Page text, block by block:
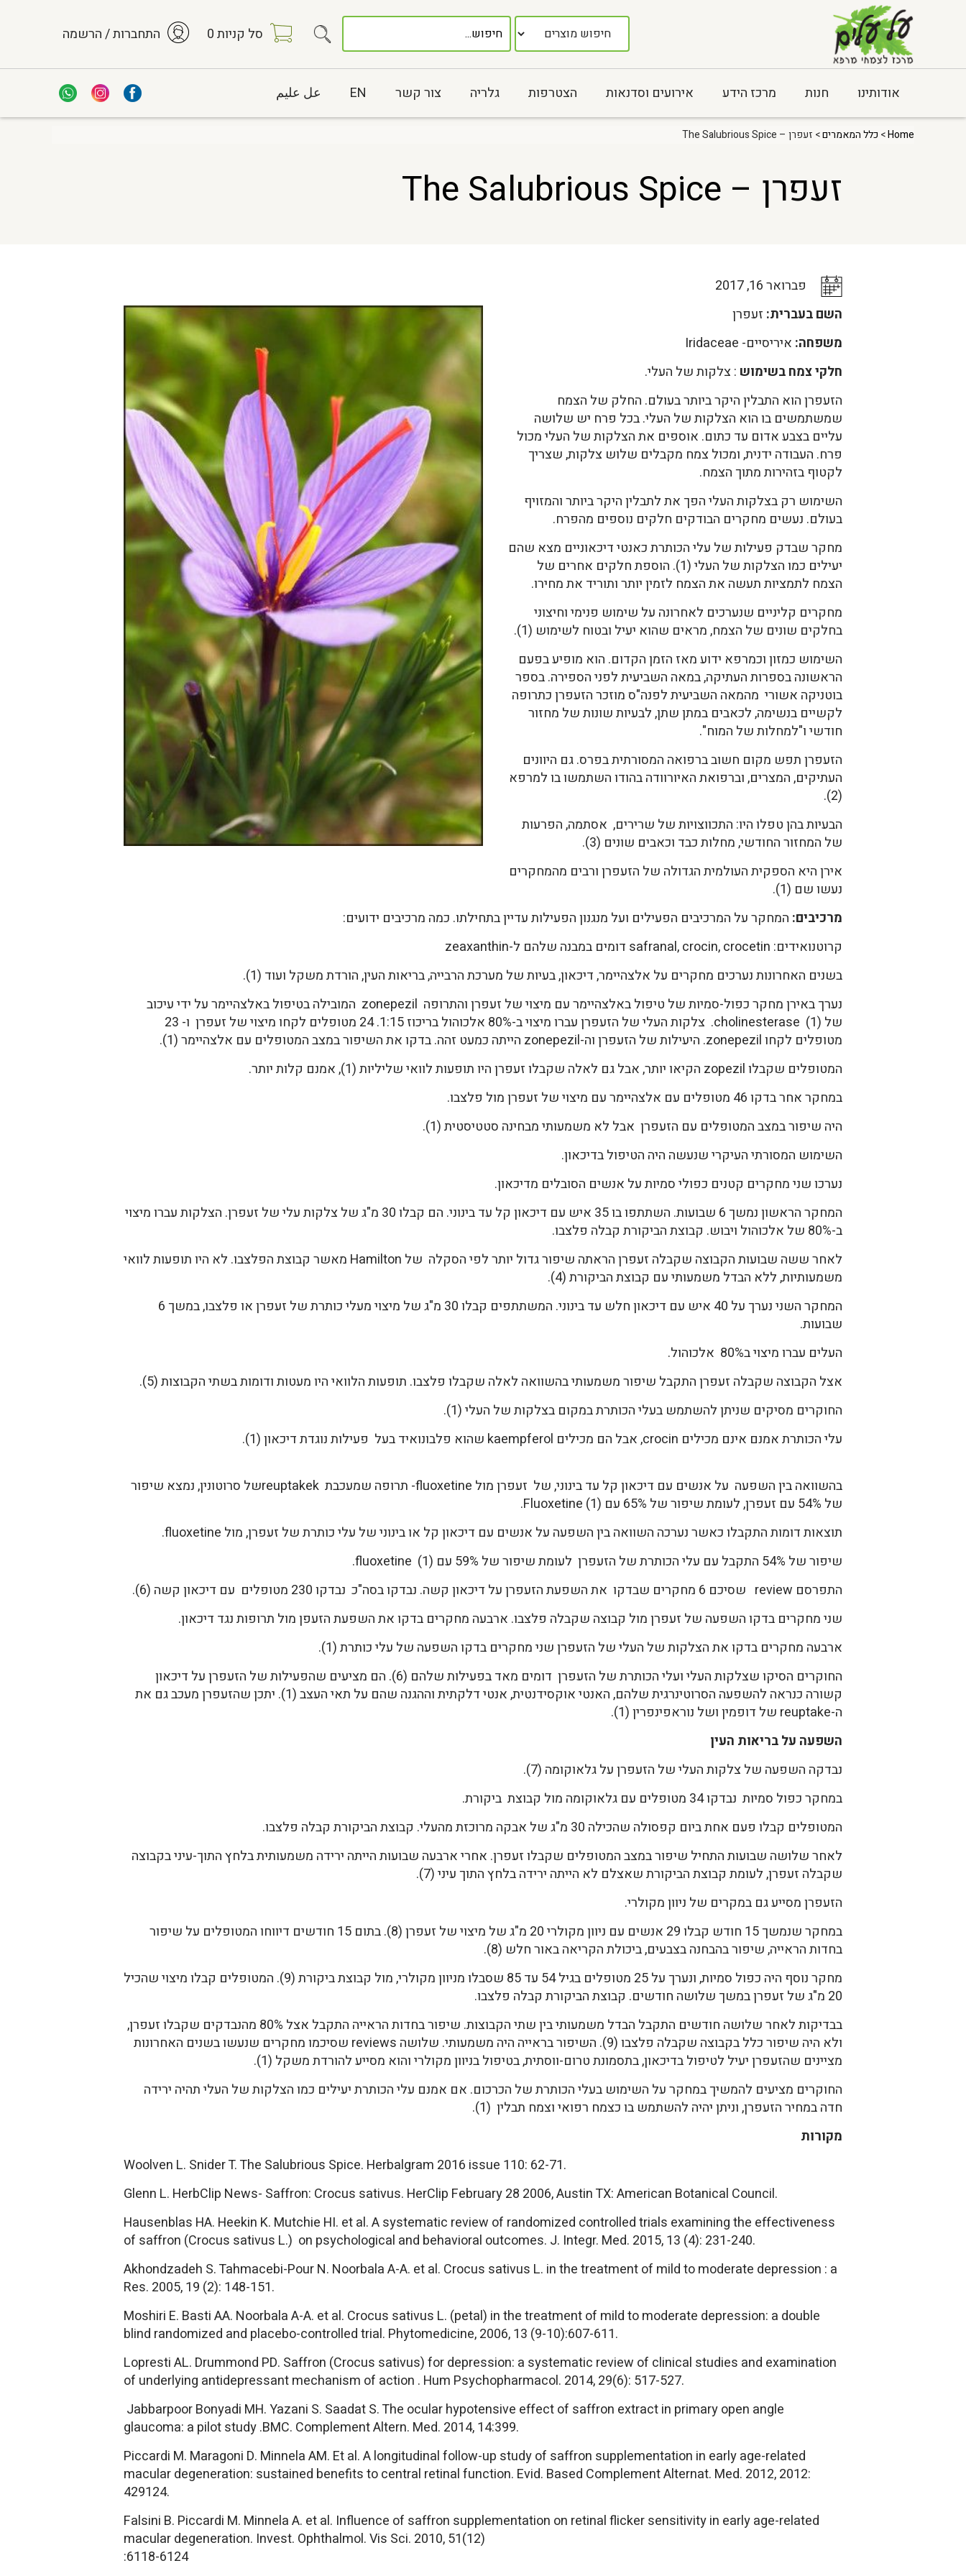
סל קניות0 התחברות / הרשמה
אודותינו חנות מרכז הידע אירועים וסדנאות הצטרפות גלריה צור קשר EN عل عليم
Home
> כלל המאמרים> זעפרן – The Salubrious Spice
זעפרן – The Salubrious Spice
פברואר 16, 2017
השם בעברית: זעפרן
משפחה: איריסיים- Iridaceae
חלקי צמח בשימוש : צלקות של העלי.
הזעפרן הוא התבלין היקר ביותר בעולם. החלק של הצמח
שמשתמשים בו הוא הצלקות של העלי. בכל פרח יש שלושה
עליים בצבע אדום עד כתום. אוספים את הצלקות של העלי מכול
פרח. העבודה ידנית, ומכול צמח מקבלים שלוש צלקות, שצריך
לקטוף בזהירות מתוך הצמח.
השימוש רק בצלקות העלי הפך את לתבלין היקר ביותר והמזויף
בעולם. נעשים מחקרים הבודקים חלקים נוספים מהפרח.
מחקר שבדק פעילות של עלי הכותרת כאנטי דיכאוניים מצא שהם
יעילים כמו הצלקות של העלי (1). הוספת חלקים אחרים של
הצמח לתמציות תעשה את הצמח לזמין יותר ותוריד את מחירו.
מחקרים קליניים שנערכים לאחרונה על שימוש פנימי וחיצוני
בחלקים שונים של הצמח, מראים שהוא יעיל ובטוח לשימוש (1).
השימוש כמזון וכמרפא ידוע מאז הזמן הקדום. הוא מופיע בפעם
הראשונה בספרות העתיקה, במאה השביעית לפני הספירה. בספר
בוטניקה אשורי מהמאה השביעית לפנה"ס מוזכר הזעפרן כתרופה
לקשיים בנשימה, לכאבים במתן שתן, לבעיות שונות של מחזור
חודשי ו"למחלות של המוח".
הזעפרן תפש מקום חשוב ברפואה המסורתית בפרס. גם היוונים
העתיקים, המצרים, וברפואת האיורוודה בהודו השתמשו בו למרפא
(2).
הבעיות בהן טפלו היו: התכווצויות של שרירים, אסתמה, הפרעות
של המחזור החודשי, מחלות כבד וכאבים שונים (3).
אירן היא הספקית העולמית הגדולה של הזעפרן ורבים מהמחקרים
נעשו שם (1).
מרכיבים: המחקר על המרכיבים הפעילים ועל מנגנון הפעילות עדיין בתחילתו. כמה מרכיבים ידועים:
קרוטנואידים: safranal, crocin, crocetin דומים במבנה שלהם ל-zeaxanthin
בשנים האחרונות נערכים מחקרים על אלצהיימר, דיכאון, בעיות של מערכת הרבייה, בריאות העין, הורדת משקל ועוד (1).
נערך באירן מחקר כפול-סמיות של טיפול באלצהיימר עם מיצוי של זעפרן והתרופה zonepezil המובילה בטיפול באלצהיימר על ידי עיכוב
של cholinesterase (1). צלקות העלי של הזעפרן עברו מיצוי ב-80% אלכוהול בריכוז 1:15. 24 מטופלים לקחו מיצוי של זעפרן ו- 23
מטופלים לקחו zonepezil. היעילות של הזעפרן וה-zonepezil הייתה כמעט זהה. בדקו את השיפור במצב המטופלים עם אלצהיימר (1).
המטופלים שקבלו zopezil הקיאו יותר, אבל גם לאלה שקבלו זעפרן היו תופעות לוואי שליליות (1), אמנם קלות יותר.
במחקר אחר בדקו 46 מטופלים עם אלצהיימר עם מיצוי של זעפרן מול פלצבו.
היה שיפור במצב המטופלים עם הזעפרן אבל לא משמעותי מבחינה סטטיסטית (1).
השימוש המסורתי העיקרי שנעשה היה הטיפול בדיכאון.
נערכו שני מחקרים קטנים כפולי סמיות על אנשים הסובלים מדיכאון.
המחקר הראשון נמשך 6 שבועות. השתתפו בו 35 איש עם דיכאון קל עד בינוני. הם קבלו 30 מ"ג של צלקות עלי של זעפרן. הצלקות עברו מיצוי
ב-80% של אלכוהול ויבוש. קבוצת הביקורת קבלה פלצבו.
לאחר ששה שבועות הקבוצה שקבלה זעפרן הראתה שיפור גדול יותר לפי הסקלה של Hamilton מאשר קבוצת הפלצבו. לא היו תופעות לוואי
משמעותיות, ללא הבדל משמעותי עם קבוצת הביקורת (4).
המחקר השני נערך על 40 איש עם דיכאון חלש עד בינוני. המשתתפים קבלו 30 מ"ג של מיצוי מעלי כותרת של זעפרן או פלצבו, במשך 6
שבועות.
העלים עברו מיצוי ב80% אלכוהול.
אצל הקבוצה שקבלה זעפרן התקבל שיפור משמעותי בהשוואה לאלה שקבלו פלצבו. תופעות הלוואי היו מעטות ודומות בשתי הקבוצות (5).
החוקרים מסיקים שניתן להשתמש בעלי הכותרת במקום בצלקות של העלי (1).
עלי הכותרת אמנם אינם מכילים crocin, אבל הם מכילים kaempferol שהוא פלבונואיד בעל פעילות נוגדת דיכאון (1).
בהשוואה בין השפעה על אנשים עם דיכאון קל עד בינוני, של זעפרן מול fluoxetine- תרופה שמעכבת reuptakekשל סרוטונין, נמצא שיפור
של 54% עם זעפרן, לעומת שיפור של 65% עם Fluoxetine (1).
תוצאות דומות התקבלו כאשר נערכה השוואה בין השפעה על אנשים עם דיכאון קל או בינוני של עלי כותרת של זעפרן, מול fluoxetine.
שיפור של 54% התקבל עם עלי הכותרת של הזעפרן לעומת שיפור של 59% עם fluoxetine (1).
התפרסם review שסיכם 6 מחקרים שבדקו את השפעת הזעפרן על דיכאון קשה. נבדקו בסה"כ נבדקו 230 מטופלים עם דיכאון קשה (6).
שני מחקרים בדקו השפעה של זעפרן מול קבוצה שקבלה פלצבו. ארבעה מחקרים בדקו את השפעת הזעפן מול תרופות נגד דיכאון.
ארבעה מחקרים בדקו את הצלקות של העלי של הזעפרן שני מחקרים בדקו השפעה של עלי כותרת (1).
החוקרים הסיקו שצלקות העלי ועלי הכותרת של הזעפרן דומים מאד בפעילות שלהם (6). הם מציעים שהפעילות של הזעפרן על דיכאון
קשורה כנראה להשפעה הסרוטינרגית שלהם, האנטי אוקסידנטית, אנטי דלקתית וההגנה שהם על תאי העצב (1). יתכן שהזעפרן מעכב גם את
ה-reuptake של דופמין ושל נוראפינפרין (1).
השפעה על בריאות העין
נבדקה השפעה של צלקות העלי של הזעפרן על גלאוקומה (7).
במחקר כפול סמיות נבדקו 34 מטופלים עם גלאוקומה מול קבוצת ביקורת.
המטופלים קבלו פעם אחת ביום קפסולה שהכילה 30 מ"ג של אבקה מרוכזת מהעלי. קבוצת הביקורת קבלה פלצבו.
לאחר שלושה שבועות התחיל שיפור במצב המטופלים שקבלו זעפרן. אחרי ארבעה שבועות הייתה ירידה משמעותית בלחץ התוך-עיני בקבוצה
שקבלה זעפרן, לעומת קבוצת הביקורת שאצלם לא הייתה ירידה בלחץ התוך עיני (7).
הזעפרן מסייע גם במקרים של ניוון מקולרי.
במחקר שנמשך 15 חודש קבלו 29 אנשים עם ניוון מקולרי 20 מ"ג של מיצוי של זעפרן (8). בתום 15 חודשים דיווחו המטופלים על שיפור
בחדות הראייה, שיפור בהבחנה בצבעים, ביכולת הקריאה באור חלש (8).
מחקר נוסף היה כפול סמיות, ונערך על 25 מטופלים בגיל 54 עד 85 שסבלו מניוון מקולרי, מול קבוצת ביקורת (9). המטופלים קבלו מיצוי שהכיל
20 מ"ג של זעפרן במשך שלושה חודשים. קבוצת הביקורת קבלה פלצבו.
בבדיקות לאחר שלושה חודשים התקבל הבדל משמעותי בין שתי הקבוצות. שיפור בחדות הראייה התקבל אצל 80% מהנבדקים שקבלו זעפרן,
ולא היה שיפור כלל בקבוצה שקבלה פלצבו (9). השיפור בראייה היה משמעותי. שלושה reviews שסיכמו מחקרים שנעשו בשנים האחרונות
מציינים שהזעפרן יעיל לטיפול בדיכאון, בתסמונת טרום-ווסתית, בטיפול בניוון מקולרי והוא מסייע להורדת משקל (1).
החוקרים מציעים להמשיך במחקר על השימוש בעלי הכותרת של הכרכום. אם אמנם עלי הכותרת יעילים כמו הצלקות של העלי תהיה ירידה
חדה במחיר הזעפרן, וניתן יהיה להשתמש בו כצמח רפואי וצמח תבלין (1).
מקורות
Woolven L. Snider T. The Salubrious Spice. Herbalgram 2016 issue 110: 62-71.
Glenn L. HerbClip News- Saffron: Crocus sativus. HerClip February 28 2006, Austin TX: American Botanical Council.
Hausenblas HA. Heekin K. Mutchie HI. et al. A systematic review of randomized controlled trials examining the effectiveness
of saffron (Crocus sativus L.) on psychological and behavioral outcomes. J. Integr. Med. 2015, 13 (4): 231-240.
Akhondzadeh S. Tahmacebi-Pour N. Noorbala A-A. et al. Crocus sativus L. in the treatment of mild to moderate depression : a
Res. 2005, 19 (2): 148-151.
Moshiri E. Basti AA. Noorbala A-A. et al. Crocus sativus L. (petal) in the treatment of mild to moderate depression: a double
blind randomized and placebo-controlled trial. Phytomedicine, 2006, 13 (9-10):607-611.
Lopresti AL. Drummond PD. Saffron (Crocus sativus) for depression: a systematic review of clinical studies and examination
of underlying antidepressant mechanism of action . Hum Psychopharmacol. 2014, 29(6): 517-527.
Jabbarpoor Bonyadi MH. Yazani S. Saadat S. The ocular hypotensive effect of saffron extract in primary open angle
glaucoma: a pilot study .BMC. Complement Altern. Med. 2014, 14:399.
Piccardi M. Maragoni D. Minnela AM. Et al. A longitudinal follow-up study of saffron supplementation in early age-related
macular degeneration: sustained benefits to central retinal function. Evid. Based Complement Alternat. Med. 2012, 2012:
429124.
Falsini B. Piccardi M. Minnela A. et al. Influence of saffron supplementation on retinal flicker sensitivity in early age-related
macular degeneration. Invest. Ophthalmol. Vis Sci. 2010, 51(12)
:6118-6124